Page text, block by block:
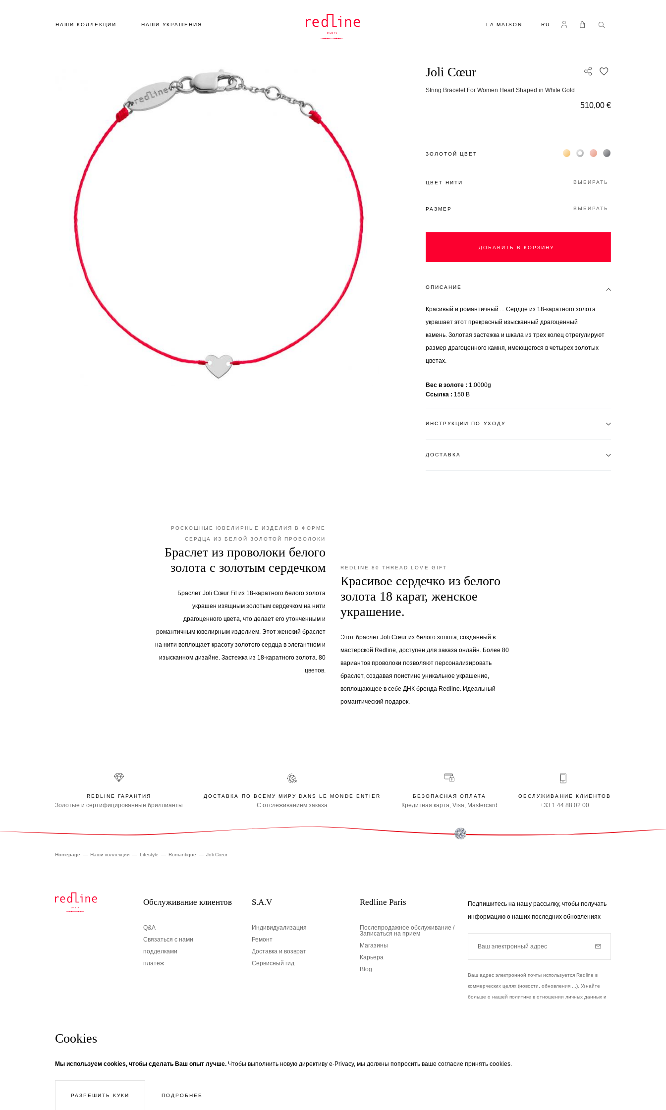
Cookies
Мы используем cookies, чтобы сделать Ваш опыт лучше. Чтобы выполнить новую директиву e-Privacy, мы должны попросить ваше согласие принять cookies.
РАЗРЕШИТЬ КУКИ ПОДРОБНЕЕ
НАШИ КОЛЛЕКЦИИ НАШИ УКРАШЕНИЯ LA MAISON RU Log in Моя корзина
Joli Cœur
String Bracelet For Women Heart Shaped in White Gold
510,00 €
ЗОЛОТОЙ ЦВЕТ Жёлтое золото 18К
Белое золото 18К
Розовое золото 18К
Чёрное золото 18К
ЦВЕТ НИТИ ВЫБИРАТЬ
РАЗМЕР ВЫБИРАТЬ
ДОБАВИТЬ В КОРЗИНУ
ОПИСАНИЕ
Красивый и романтичный ... Сердце из 18-каратного золота
украшает этот прекрасный изысканный драгоценный
камень. Золотая застежка и шкала из трех колец отрегулируют
размер драгоценного камня, имеющегося в четырех золотых
цветах.
Вес в золоте
1.0000g
Ссылка
150 B
ИНСТРУКЦИИ ПО УХОДУ
ДОСТАВКА
РОСКОШНЫЕ ЮВЕЛИРНЫЕ ИЗДЕЛИЯ В ФОРМЕ
СЕРДЦА ИЗ БЕЛОЙ ЗОЛОТОЙ ПРОВОЛОКИ
Браслет из проволоки белого
золота с золотым сердечком
Браслет Joli Cœur Fil из 18-каратного белого золота
украшен изящным золотым сердечком на нити
драгоценного цвета, что делает его утонченным и
романтичным ювелирным изделием. Этот женский браслет
на нити воплощает красоту золотого сердца в элегантном и
изысканном дизайне. Застежка из 18-каратного золота. 80
цветов.
REDLINE 80 THREAD LOVE GIFT
Красивое сердечко из белого
золота 18 карат, женское
украшение.
Этот браслет Joli Cœur из белого золота, созданный в
мастерской Redline, доступен для заказа онлайн. Более 80
вариантов проволоки позволяют персонализировать
браслет, создавая поистине уникальное украшение,
воплощающее в себе ДНК бренда Redline. Идеальный
романтический подарок.
REDLINE ГАРАНТИЯ
Золотые и сертифицированные бриллианты
ДОСТАВКА ПО ВСЕМУ МИРУ DANS LE MONDE ENTIER
С отслеживанием заказа
БЕЗОПАСНАЯ ОПЛАТА
Кредитная карта, Visa, Mastercard
ОБСЛУЖИВАНИЕ КЛИЕНТОВ
+33 1 44 88 02 00
Homepage Наши коллекции Lifestyle Romantique Joli Cœur
Обслуживание клиентов
Q&A
Связаться с нами
подделками
платеж
S.A.V
Индивидуализация
Ремонт
Доставка и возврат
Сервисный гид
Redline Paris
Послепродажное обслуживание /
Записаться на прием
Магазины
Карьера
Blog
Подпишитесь на нашу рассылку, чтобы получать
информацию о наших последних обновлениях
Ваш электронный адрес
Ваш адрес электронной почты используется Redline в
коммерческих целях (новости, обновления ...). Узнайте
больше о нашей политике в отношении личных данных и
| Официальное уведомление | Личные данные
| печенье
| Возвращение
бюллетень